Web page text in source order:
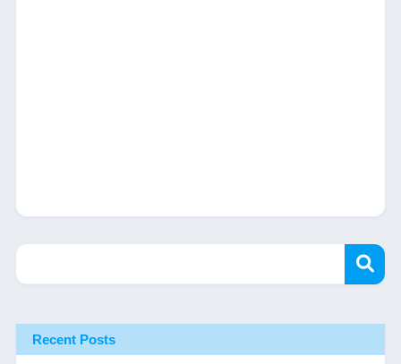
Recent Posts